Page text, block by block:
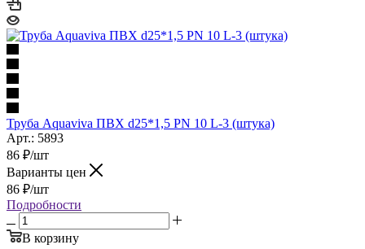
Труба Aquaviva ПВХ d25*1,5 PN 10 L-3 (штука)
Арт.: 5893
86 ₽/шт
Варианты цен
86 ₽/шт
Подробности
В корзину